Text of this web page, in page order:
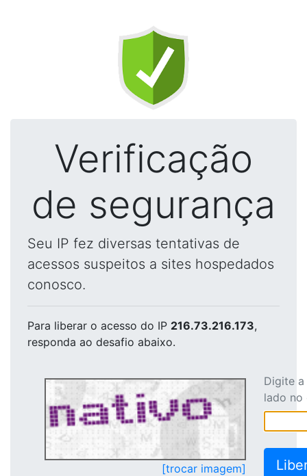
Verificação
de segurança
Seu IP fez diversas tentativas de
acessos suspeitos a sites hospedados
conosco.
Para liberar o acesso do IP 216.73.216.173,
responda ao desafio abaixo.
[trocar imagem]
Digite
lado no